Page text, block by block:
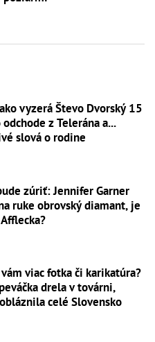
vyzerá Števo Dvorský 15
z Telerána a...
slová o rodine
zúriť: Jennifer Garner
ruke obrovský diamant, je
viac fotka či karikatúra?
drela v továrni,
celé Slovensko